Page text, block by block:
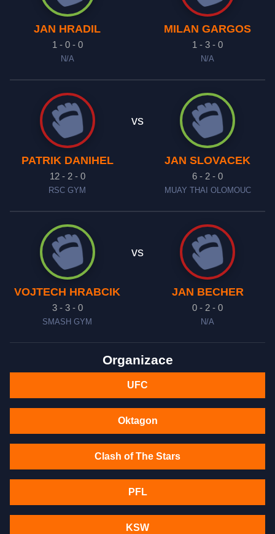
JAN HRADIL
1 - 0 - 0
N/A
MILAN GARGOS
1 - 3 - 0
N/A
PATRIK DANIHEL
12 - 2 - 0
RSC GYM
vs
JAN SLOVACEK
6 - 2 - 0
MUAY THAI OLOMOUC
VOJTECH HRABCIK
3 - 3 - 0
SMASH GYM
vs
JAN BECHER
0 - 2 - 0
N/A
Organizace
UFC
Oktagon
Clash of The Stars
PFL
KSW